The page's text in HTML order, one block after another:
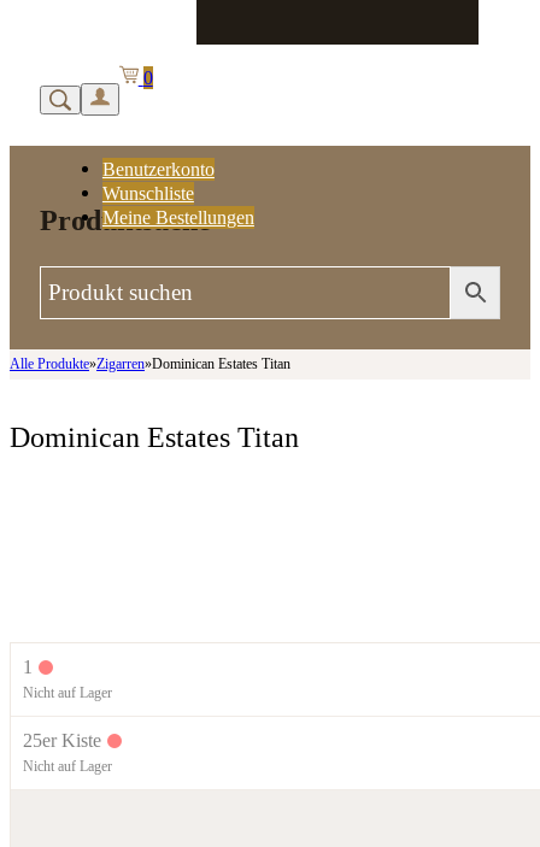
Benutzerkonto
Wunschliste
Meine Bestellungen
0
Produktsuche
Alle Produkte»Zigarren»Dominican Estates Titan
Dominican Estates Titan
1
Nicht auf Lager
25er Kiste
Nicht auf Lager